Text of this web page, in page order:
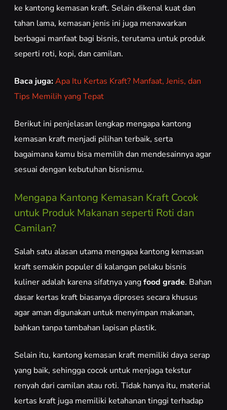
ke kantong kemasan kraft. Selain dikenal kuat dan
tahan lama, kemasan jenis ini juga menawarkan
berbagai manfaat bagi bisnis, terutama untuk produk
seperti roti, kopi, dan camilan.
Baca juga:Apa Itu Kertas Kraft? Manfaat, Jenis, dan
Tips Memilih yang Tepat
Berikut ini penjelasan lengkap mengapa kantong
kemasan kraft menjadi pilihan terbaik, serta
bagaimana kamu bisa memilih dan mendesainnya agar
sesuai dengan kebutuhan bisnismu.
Mengapa Kantong Kemasan Kraft Cocok
untuk Produk Makanan seperti Roti dan
Camilan?
Salah satu alasan utama mengapa kantong kemasan
kraft semakin populer di kalangan pelaku bisnis
kuliner adalah karena sifatnya yangfood grade. Bahan
dasar kertas kraft biasanya diproses secara khusus
agar aman digunakan untuk menyimpan makanan,
bahkan tanpa tambahan lapisan plastik.
Selain itu, kantong kemasan kraft memiliki daya serap
yang baik, sehingga cocok untuk menjaga tekstur
renyah dari camilan atau roti. Tidak hanya itu, material
kertas kraft juga memiliki ketahanan tinggi terhadap